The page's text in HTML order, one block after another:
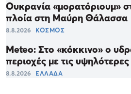
Ουκρανία «μορατόριουμ»
πλοία στη Μαύρη Θάλασσα
8.8.2026 ΚΟΣΜΟΣ
Meteo: Στο «κόκκινο» ο
περιοχές με τις
8.8.2026 ΕΛΛΑΔΑ